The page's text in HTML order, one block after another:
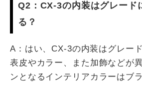
Q2：CX-3の内装はグレード
る？
A：はい、CX-3の内装はグレー
表皮やカラー、また加飾などが
ンとなるインテリアカラーはブ